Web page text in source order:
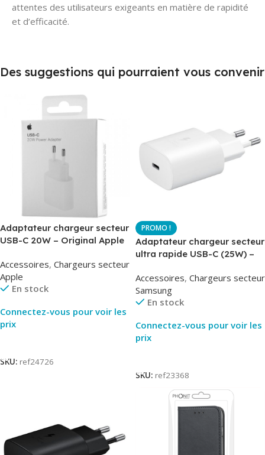
attentes des utilisateurs exigeants en matière de rapidité
et d’efficacité.
Des suggestions qui pourraient vous convenir
Adaptateur chargeur secteur
USB-C 20W – Original Apple
Original
Accessoires, Chargeurs secteur
Apple
En stock
Connectez-vous pour voir les
prix
SKU: ref24726
Adaptateur chargeur secteur
ultra rapide USB-C (25W) –
EP-TA800
Accessoires, Chargeurs secteur
Samsung
En stock
Connectez-vous pour voir les
prix
SKU: ref23368